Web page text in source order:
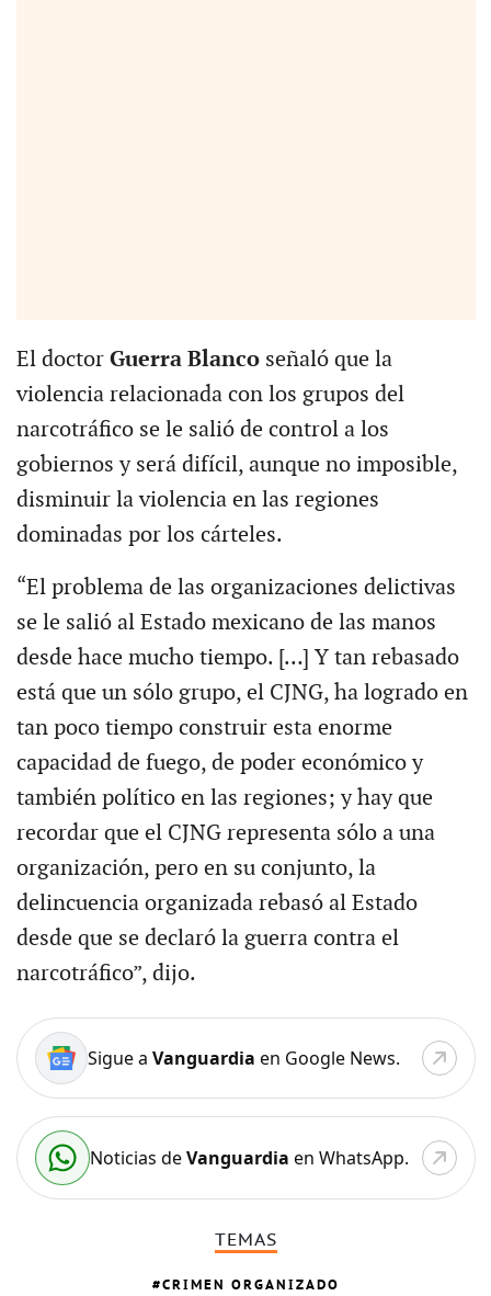
El doctor Guerra Blanco señaló que la
violencia relacionada con los grupos del
narcotráfico se le salió de control a los
gobiernos y será difícil, aunque no imposible,
disminuir la violencia en las regiones
dominadas por los cárteles.
“El problema de las organizaciones delictivas
se le salió al Estado mexicano de las manos
desde hace mucho tiempo. […] Y tan rebasado
está que un sólo grupo, el CJNG, ha logrado en
tan poco tiempo construir esta enorme
capacidad de fuego, de poder económico y
también político en las regiones; y hay que
recordar que el CJNG representa sólo a una
organización, pero en su conjunto, la
delincuencia organizada rebasó al Estado
desde que se declaró la guerra contra el
narcotráfico”, dijo.
Sigue a Vanguardia en Google News.
Noticias deVanguardia en WhatsApp.
TEMAS
CRIMEN ORGANIZADO